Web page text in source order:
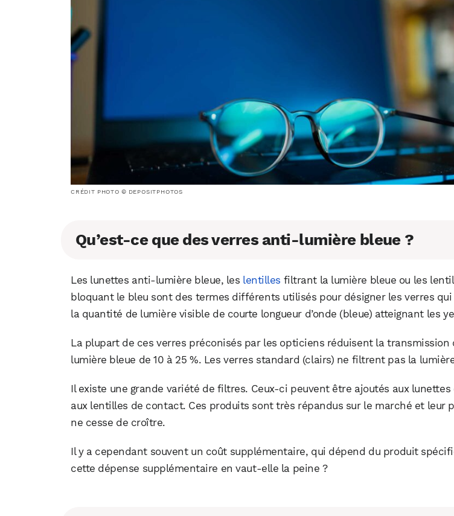
CRÉDIT PHOTO © DEPOSITPHOTOS
Qu’est-ce que des verres anti-lumière bleue ?
Les lunettes anti-lumière bleue, les lentilles filtrant la lumière bleue ou les
bloquant le bleu sont des termes différents utilisés pour désigner les verres
la quantité de lumière visible de courte longueur d’onde (bleue) atteignant les
La plupart de ces verres préconisés par les opticiens réduisent la transmission
lumière bleue de 10 à 25 %. Les verres standard (clairs) ne filtrent pas la
Il existe une grande variété de filtres. Ceux-ci peuvent être ajoutés aux lunettes
aux lentilles de contact. Ces produits sont très répandus sur le marché et leur
ne cesse de croître.
Il y a cependant souvent un coût supplémentaire, qui dépend du produit
cette dépense supplémentaire en vaut-elle la peine ?